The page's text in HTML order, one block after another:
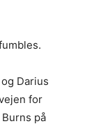
Darius
for
på